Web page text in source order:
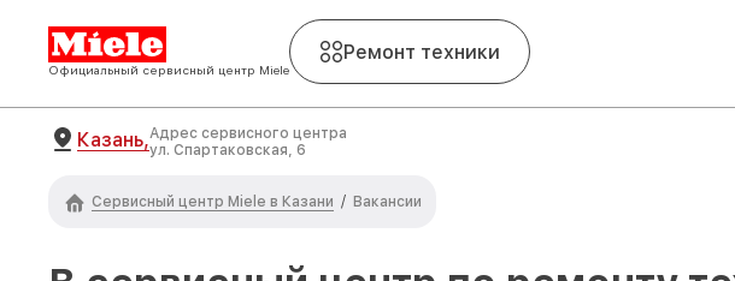
Официальный сервисный центр Miele
Ремонт техники
Казань,Адрес сервисного центра
ул. Спартаковская, 6
Сервисный центр Miele в Казани / Вакансии